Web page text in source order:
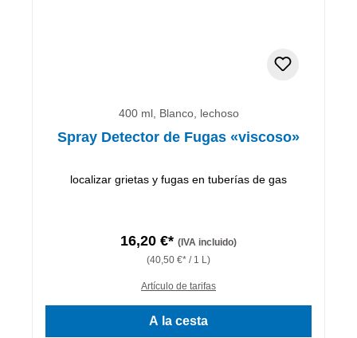
400 ml, Blanco, lechoso
Spray Detector de Fugas «viscoso»
localizar grietas y fugas en tuberías de gas
16,20 €* (IVA incluido)
(40,50 €* / 1 L)
Artículo de tarifas
A la cesta